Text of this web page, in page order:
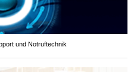
und Notruftechnik